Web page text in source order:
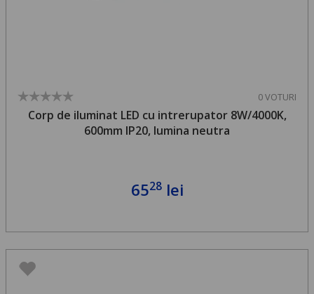
0 VOTURI
Corp de iluminat LED cu intrerupator 8W/4000K,
600mm IP20, lumina neutra
6528lei